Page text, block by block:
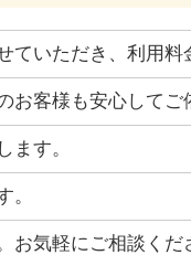
いただき、利用料
客様も安心してご
ます。
。
お気軽にご相談くだ